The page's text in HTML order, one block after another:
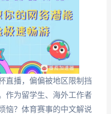
直播，偏偏被地区限制挡
作为留学生、海外工作者
恼？体育赛事的中文解说